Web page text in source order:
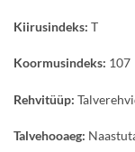
Kiirusindeks: T
Koormusindeks: 107
Rehvitüüp:
Talvehooaeg: